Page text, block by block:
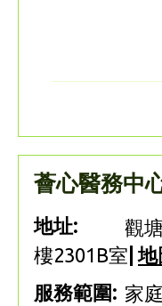
薈心醫務中
地址:
觀
樓2301B室 地
服務範圍: 家